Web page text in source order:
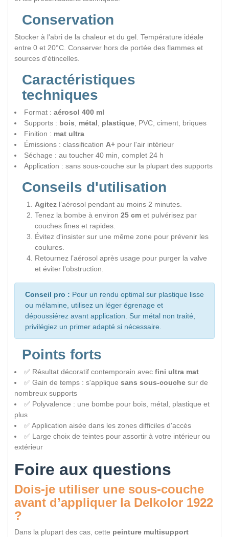
Conservation
Stocker à l'abri de la chaleur et du gel. Température idéale
entre 0 et 20°C. Conserver hors de portée des flammes et
sources d'étincelles.
Caractéristiques
techniques
Format : aérosol 400 ml
Supports : bois métal plastique , PVC, ciment, briques
Finition : mat ultra
Émissions : classification A+ pour l'air intérieur
Séchage : au toucher 40 min, complet 24 h
Application : sans sous-couche sur la plupart des supports
Conseils d'utilisation
Agitez l’aérosol pendant au moins 2 minutes.
Tenez la bombe à environ 25 cm et pulvérisez par
couches fines et rapides.
Évitez d'insister sur une même zone pour prévenir les
coulures.
Retournez l’aérosol après usage pour purger la valve
et éviter l’obstruction.
Conseil pro : Pour un rendu optimal sur plastique lisse
ou mélamine, utilisez un léger égrenage et
dépoussiérez avant application. Sur métal non traité,
privilégiez un primer adapté si nécessaire.
Points forts
✅ Résultat décoratif contemporain avec fini ultra mat
✅ Gain de temps : s'applique sans sous-couche sur de
nombreux supports
✅ Polyvalence : une bombe pour bois, métal, plastique et
plus
✅ Application aisée dans les zones difficiles d'accès
✅ Large choix de teintes pour assortir à votre intérieur ou
extérieur
Foire aux questions
Dois‑je utiliser une sous‑couche
avant d’appliquer la Delkolor 1922
?
Dans la plupart des cas, cette peinture multisupport